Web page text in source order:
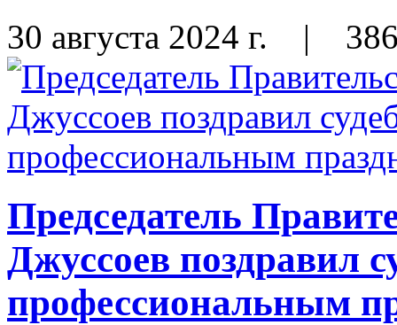
30 августа 2024 г. |
Председатель
Джуссоев поздравил
профессиональным